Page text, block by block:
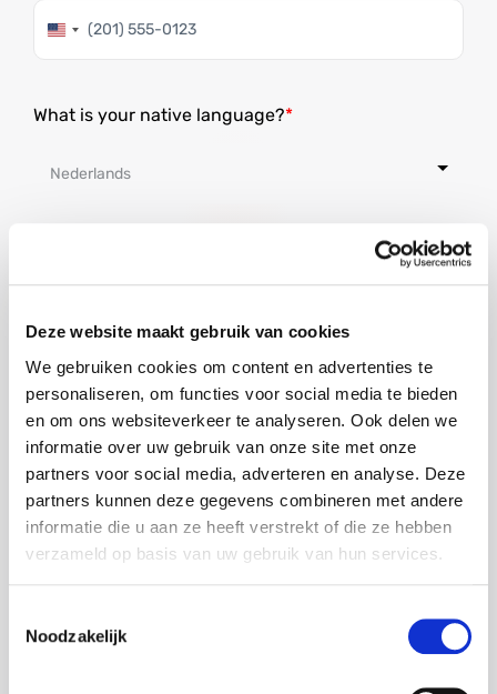
Deze website maakt gebruik van cookies
We gebruiken cookies om content en advertenties te
personaliseren, om functies voor social media te bieden
en om ons websiteverkeer te analyseren. Ook delen we
informatie over uw gebruik van onze site met onze
partners voor social media, adverteren en analyse. Deze
partners kunnen deze gegevens combineren met andere
informatie die u aan ze heeft verstrekt of die ze hebben
verzameld op basis van uw gebruik van hun services.
Noodzakelijk
Verenigde
Staten
What is your native language?
Nationality